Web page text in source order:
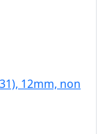
12mm, non